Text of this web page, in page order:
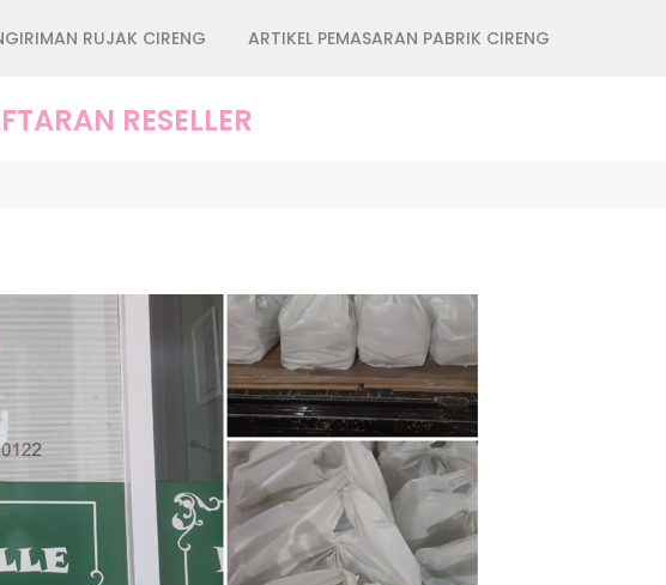
RUJAK CIRENG ARTIKEL PEMASARAN PABRIK CIRENG
RESELLER